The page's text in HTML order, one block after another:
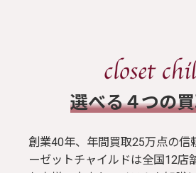
選べる４つの
創業40年、年間買取25万点の信
ーゼットチャイルドは全国12店